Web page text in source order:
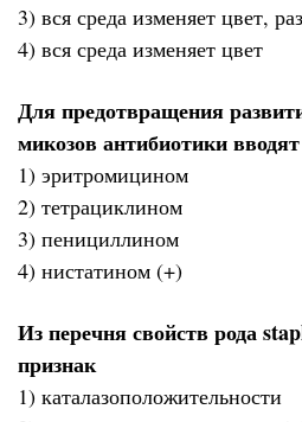
3) вся среда изменяет цвет,
4) вся среда изменяет цвет
Для предотвращения
микозов антибиотики
1) эритромицином
2) тетрациклином
3) пенициллином
4) нистатином (+)
Из перечня свойств рода
признак
1) каталазоположительности